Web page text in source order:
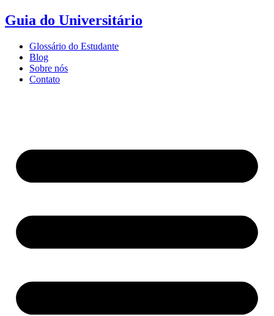
Ir
para
conteúdo
Guia do Universitário
Glossário do Estudante
Blog
Sobre nós
Contato